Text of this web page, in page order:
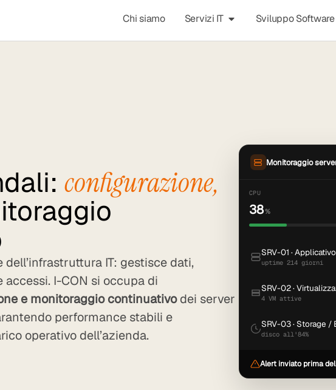
Chi siamo Servizi IT Sviluppo Software
configurazione,
IT: gestisce dati,
I-CON si occupa di
e monitoraggio continuativodei server
performance stabili e
operativo dell’azienda.
Monitoraggio
CPU
38%
SRV-01 · Applicativo
uptime 214 giorni
SRV-02 ·
4 VM attive
SRV-03 · Storage /
disco all'84%
Alert inviato prima